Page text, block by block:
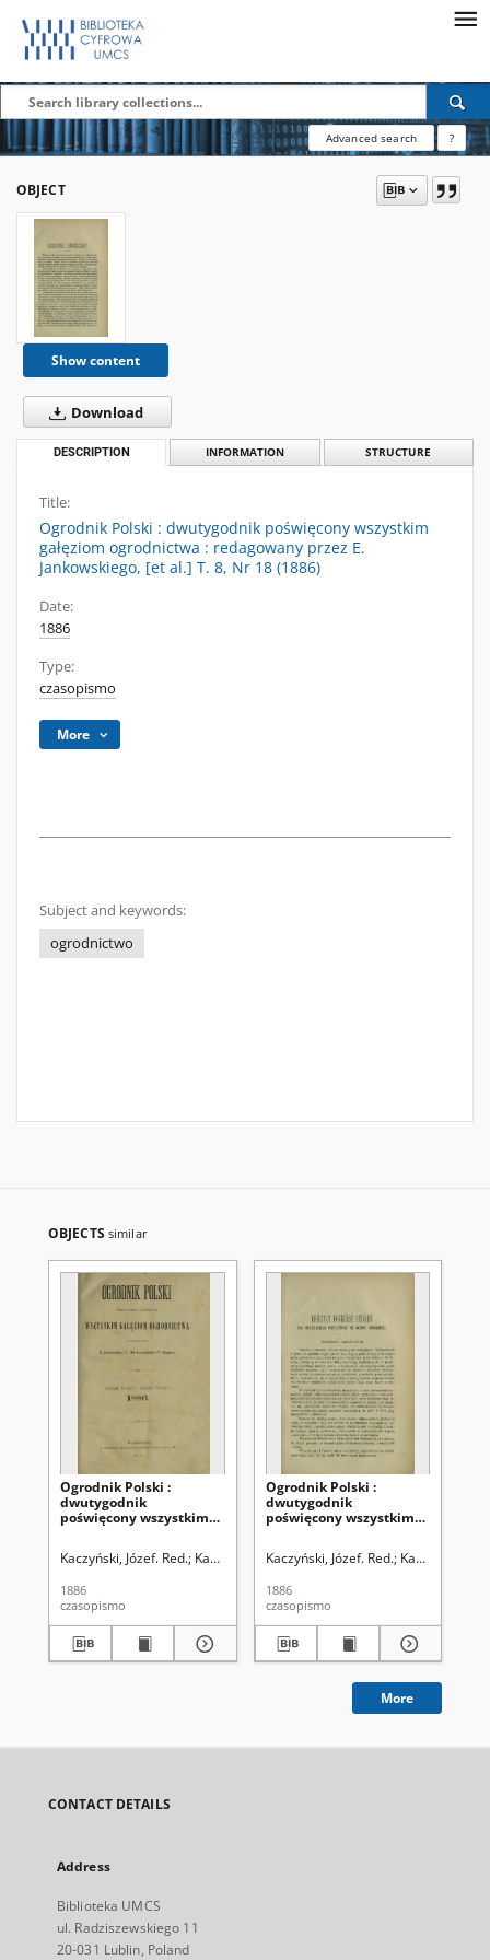
Advanced search ?
OBJECT
Show content
Download
DESCRIPTION INFORMATION STRUCTURE
Title:
Ogrodnik Polski : dwutygodnik poświęcony wszystkim
gałęziom ogrodnictwa : redagowany przez E.
Jankowskiego, [et al.] T. 8, Nr 18 (1886)
Date:
1886
Type:
czasopismo
More
Subject and keywords:
ogrodnictwo
OBJECTS similar
Ogrodnik Polski :
dwutygodnik
poświęcony wszystkim
tomie ósmym
zawartym
Kaczyński, Józef. Red. Kaczyński, Władysław. Red. Szanior, Franciszek
1886
czasopismo
Ogrodnik Polski :
dwutygodnik
poświęcony wszystkim
Kaczyński, Józef. Red. Kaczyński,
1886
czasopismo
More
CONTACT DETAILS
Address
Biblioteka UMCS
ul. Radziszewskiego 11
20-031 Lublin, Poland